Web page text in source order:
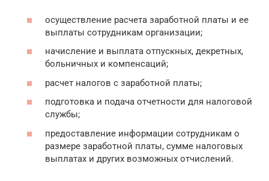
осуществление расчета заработной платы и ее
выплаты сотрудникам организации;
начисление и выплата отпускных, декретных,
больничных и компенсаций;
расчет налогов с заработной платы;
подготовка и подача отчетности для налоговой
службы;
предоставление информации сотрудникам о
размере заработной платы, сумме налоговых
выплатах и других возможных отчислений.